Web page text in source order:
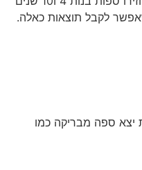
לקבל תוצאות כאלה.
יצא ספה מבריקה כמו